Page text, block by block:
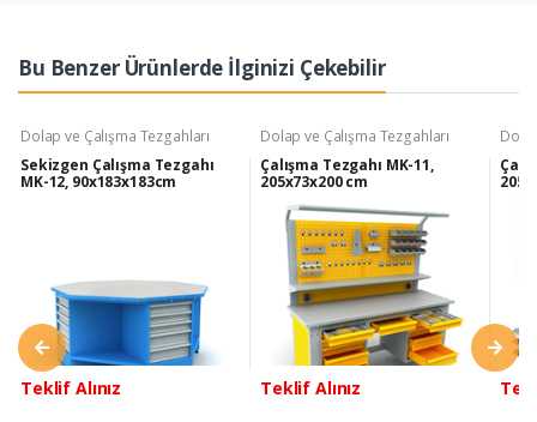
Bu Benzer Ürünlerde İlginizi Çekebilir
Dolap ve Çalışma Tezgahları
Sekizgen Çalışma Tezgahı
MK-12, 90x183x183cm
Teklif Alınız
Dolap ve Çalışma Tezgahları
Çalışma Tezgahı MK-11,
205x73x200 cm
Teklif Alınız